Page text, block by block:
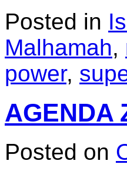
Posted in
Malhamah,
power,
AGENDA
Posted on